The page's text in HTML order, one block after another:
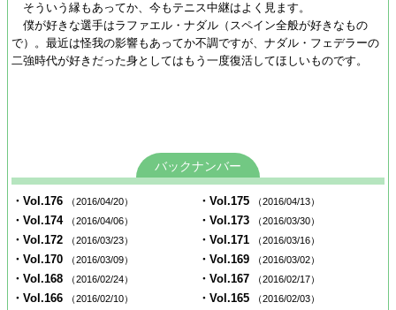
そういう縁もあってか、今もテニス中継はよく見ます。
僕が好きな選手はラファエル・ナダル（スペイン全般が好きなもの
で）。最近は怪我の影響もあってか不調ですが、ナダル・フェデラーの
二強時代が好きだった身としてはもう一度復活してほしいものです。
バックナンバー
・Vol.176 （2016/04/20） ・Vol.175 （2016/04/13）
・Vol.174 （2016/04/06） ・Vol.173 （2016/03/30）
・Vol.172 （2016/03/23） ・Vol.171 （2016/03/16）
・Vol.170 （2016/03/09） ・Vol.169 （2016/03/02）
・Vol.168 （2016/02/24） ・Vol.167 （2016/02/17）
・Vol.166 （2016/02/10） ・Vol.165 （2016/02/03）